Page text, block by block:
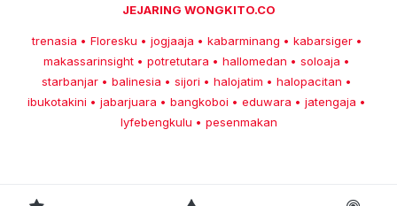
JEJARING WONGKITO.CO
trenasia • Floresku • jogjaaja • kabarminang • kabarsiger •
makassarinsight • potretutara • hallomedan • soloaja •
starbanjar • balinesia • sijori • halojatim • halopacitan •
ibukotakini • jabarjuara • bangkoboi • eduwara • jatengaja •
lyfebengkulu • pesenmakan